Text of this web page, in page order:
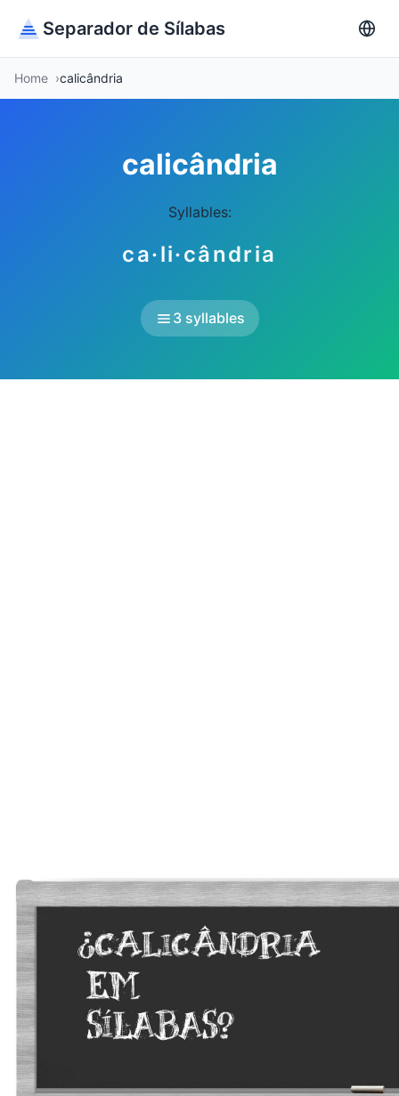
Separador de Sílabas
Home calicândria
calicândria
Syllables:
ca·li·cândria
3 syllables